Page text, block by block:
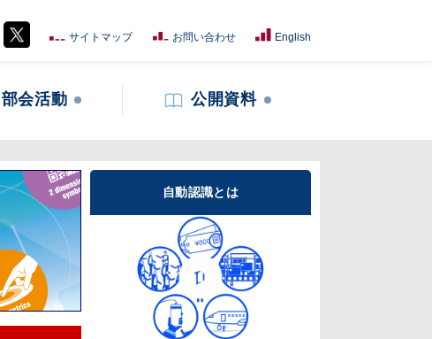
サイトマップ お問い合わせ English
部会活動 公開資料
自動認識とは